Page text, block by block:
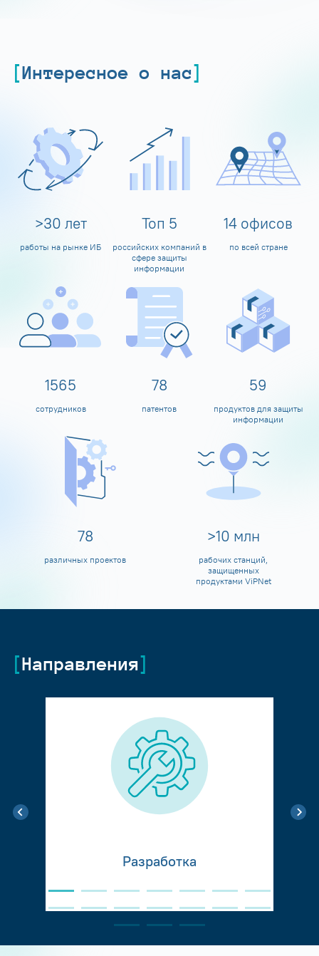
Интересное о нас
>30 лет
работы на рынке ИБ
Топ 5
российских компаний в
сфере защиты
информации
14 офисов
по всей стране
1600
сотрудников
80
патентов
60
продуктов для защиты
информации
80
различных проектов
>10 млн
рабочих станций,
защищенных
продуктами ViPNet
Направления
Разработка